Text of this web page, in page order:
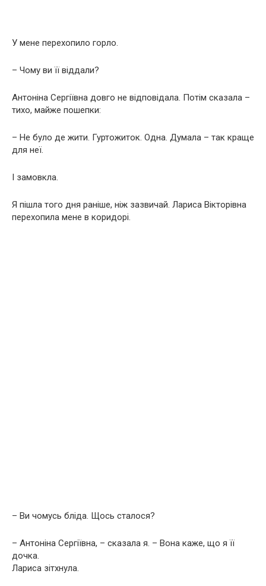
У мене перехопило горло.
– Чому ви її віддали?
Антоніна Сергіївна довго не відповідала. Потім сказала –
тихо, майже пошепки:
– Не було де жити. Гуртожиток. Одна. Думала – так краще
для неї.
І замовкла.
Я пішла того дня раніше, ніж зазвичай. Лариса Вікторівна
перехопила мене в коридорі.
– Ви чомусь бліда. Щось сталося?
– Антоніна Сергіївна, – сказала я. – Вона каже, що я її
дочка.
Лариса зітхнула.